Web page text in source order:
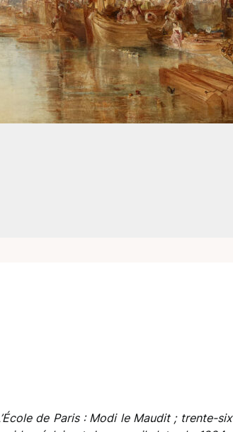
de Paris : Modi le Maudit ; trente-six